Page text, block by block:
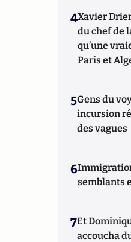
4Xavier
du chef de
qu’une
Paris et
5Gens du
incursion
des vagues
6
semblants
7Et
accoucha